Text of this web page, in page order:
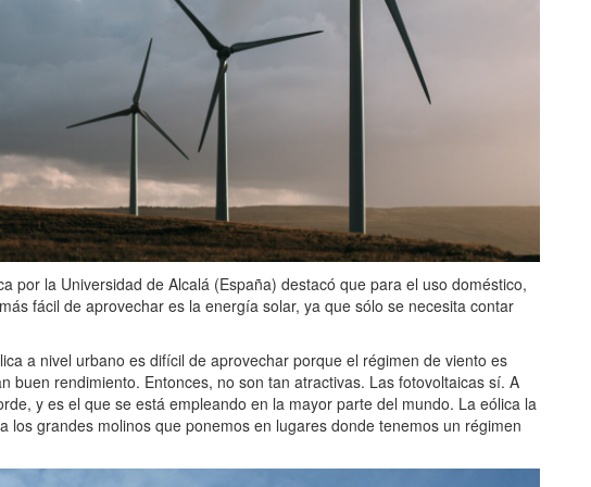
por la Universidad de Alcalá (España) destacó que para el uso doméstico,
fácil de aprovechar es la energía solar, ya que sólo se necesita contar
a nivel urbano es difícil de aprovechar porque el régimen de viento es
buen rendimiento. Entonces, no son tan atractivas. Las fotovoltaicas sí. A
y es el que se está empleando en la mayor parte del mundo. La eólica la
los grandes molinos que ponemos en lugares donde tenemos un régimen